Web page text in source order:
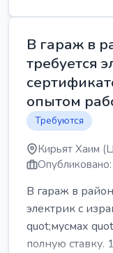
В гараж в
требуется
опытом
Требуются
Кирьят Хаим
В гараж в
электрик с
quot;мусмах
полную ставку.